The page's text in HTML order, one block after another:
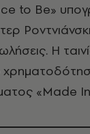
to Be»
Η
«Made